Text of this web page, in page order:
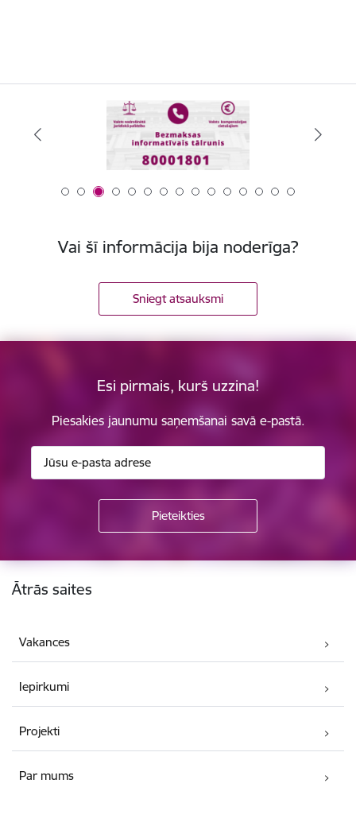
Vai šī informācija bija noderīga?
Sniegt atsauksmi
Esi pirmais, kurš uzzina!
Piesakies jaunumu saņemšanai savā e-pastā.
Kājene
Ātrās saites
Vakances
Iepirkumi
Projekti
Par mums